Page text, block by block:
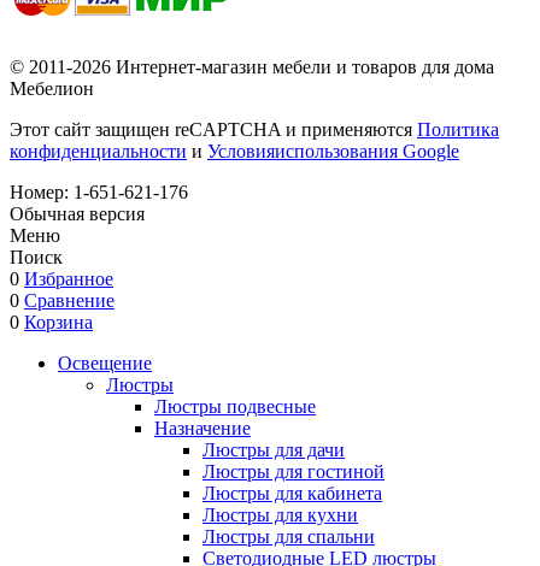
© 2011-2026 Интернет-магазин мебели и товаров для дома
Мебелион
Этот сайт защищен reCAPTCHA и применяются Политика
конфиденциальности и Условияиспользования Google
Номер: 1-651-621-176
Обычная версия
Меню
Поиск
0 Избранное
0 Сравнение
0 Корзина
Освещение
Люстры
Люстры подвесные
Назначение
Люстры для дачи
Люстры для гостиной
Люстры для кабинета
Люстры для кухни
Люстры для спальни
Светодиодные LED люстры